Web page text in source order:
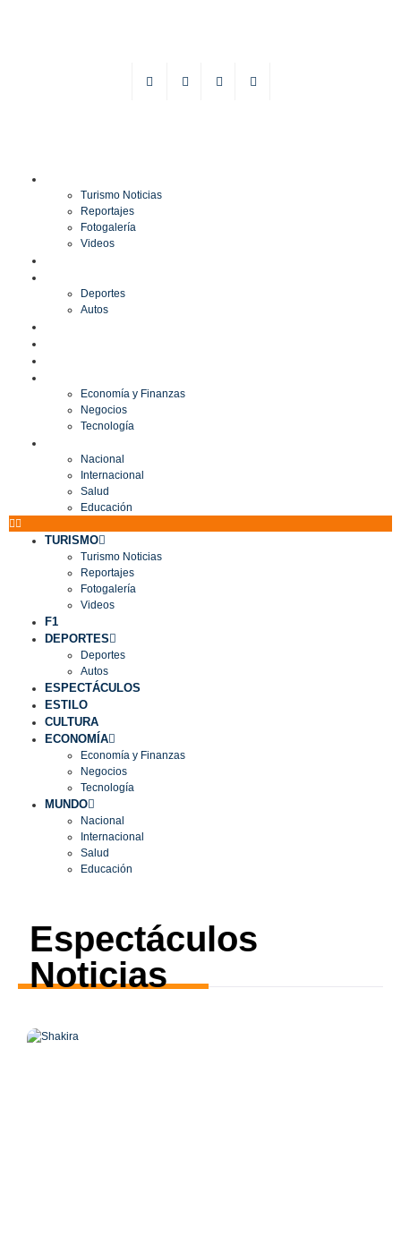
Turismo Noticias
Reportajes
Fotogalería
Videos
Deportes
Autos
Economía y Finanzas
Negocios
Tecnología
Nacional
Internacional
Salud
Educación
TURISMO
Turismo Noticias
Reportajes
Fotogalería
Videos
F1
DEPORTES
Deportes
Autos
ESPECTÁCULOS
ESTILO
CULTURA
ECONOMÍA
Economía y Finanzas
Negocios
Tecnología
MUNDO
Nacional
Internacional
Salud
Educación
Espectáculos
Noticias